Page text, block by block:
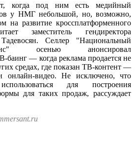
когда под ним есть медийный
у НМГ небольшой, но, возможно,
на развитие кроссплатформенного
заместитель гендиректора
Селлер "Национальный
осенью анонсировал
баинг — когда реклама продается не
средах, где показан ТВ-контент —
онлайн-видео. Не исключено, что
для построения
для таких продаж, рассуждает